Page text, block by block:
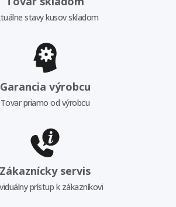
stavy kusov skladom
Garancia výrobcu
Tovar priamo od výrobcu
Zákaznícky servis
prístup k zákazníkovi